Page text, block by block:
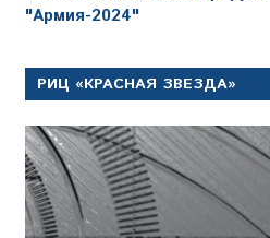
"Армия-2024"
РИЦ «КРАСНАЯ ЗВЕЗДА»